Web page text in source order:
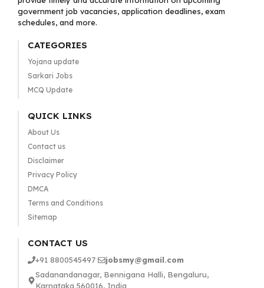
government job vacancies, application deadlines, exam
schedules, and more.
CATEGORIES
Yojana update
Sarkari Jobs
MCQ Update
QUICK LINKS
About Us
Contact us
Disclaimer
Privacy Policy
DMCA
Terms and Conditions
Sitemap
CONTACT US
+91 8800545497
jobsmy@gmail.com
Sadanandanagar, Bennigana Halli, Bengaluru,
Karnataka 560016, India